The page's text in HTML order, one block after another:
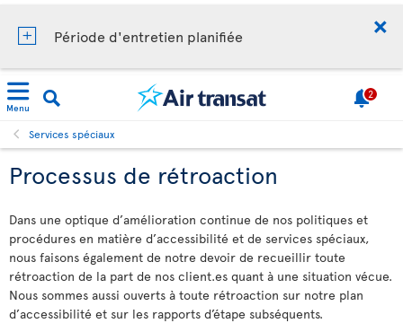
Période d'entretien planifiée
Menu
2
Services spéciaux
Processus de rétroaction
Dans une optique d’amélioration continue de nos politiques et
procédures en matière d’accessibilité et de services spéciaux,
nous faisons également de notre devoir de recueillir toute
rétroaction de la part de nos client.es quant à une situation vécue.
Nous sommes aussi ouverts à toute rétroaction sur notre plan
d’accessibilité et sur les rapports d’étape subséquents.